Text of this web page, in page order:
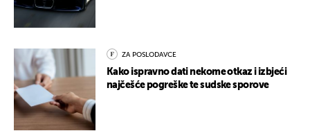
ZA POSLODAVCE
Kako ispravno dati nekome otkaz i izbjeći
najčešće pogreške te sudske sporove